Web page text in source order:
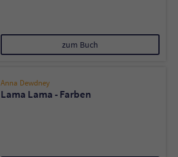
zum Buch
Anna Dewdney
Lama Lama - Farben